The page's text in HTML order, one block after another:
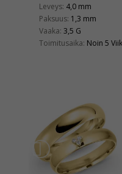
Leveys: 4,0 mm
Paksuus: 1,3 mm
Vaaka: 3,5 G
Toimitusaika: Noin 5